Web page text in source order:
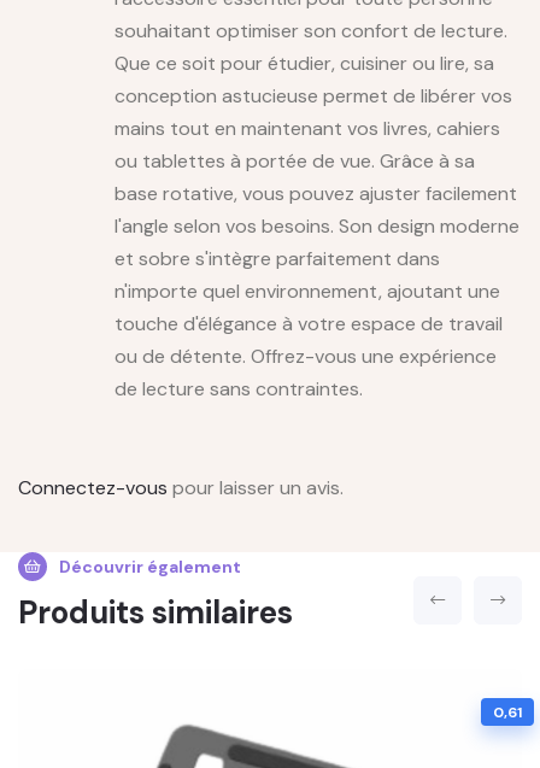
souhaitant optimiser son confort de lecture.
Que ce soit pour étudier, cuisiner ou lire, sa
conception astucieuse permet de libérer vos
mains tout en maintenant vos livres, cahiers
ou tablettes à portée de vue. Grâce à sa
base rotative, vous pouvez ajuster facilement
l'angle selon vos besoins. Son design moderne
et sobre s'intègre parfaitement dans
n'importe quel environnement, ajoutant une
touche d'élégance à votre espace de travail
ou de détente. Offrez-vous une expérience
de lecture sans contraintes.
Connectez-vous pour laisser un avis.
Découvrir également
Produits similaires
0,61